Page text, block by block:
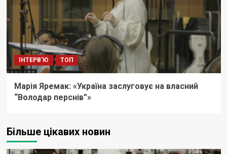
ІНТЕРВ'Ю ТОП
Марія Яремак: «Україна заслуговує на власний
“Володар перснів”»
Більше цікавих новин